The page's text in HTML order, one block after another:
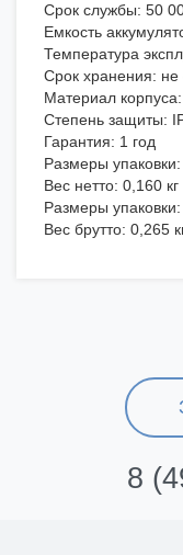
Срок службы: 50
Емкость
Температура
Срок хранения: не
Материал
Степень защиты:
Гарантия: 1 год
Размеры
Вес нетто: 0,160 кг
Размеры
Вес брутто: 0,265
8